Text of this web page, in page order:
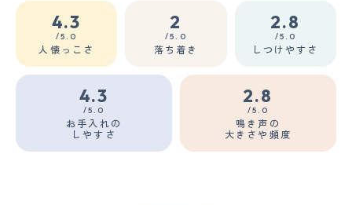
4.3
/5.0
人懐っこさ
2
/5.0
落ち着き
2.8
/5.0
しつけやすさ
4.3
/5.0
お手入れの
しやすさ
2.8
/5.0
鳴き声の
大きさや頻度